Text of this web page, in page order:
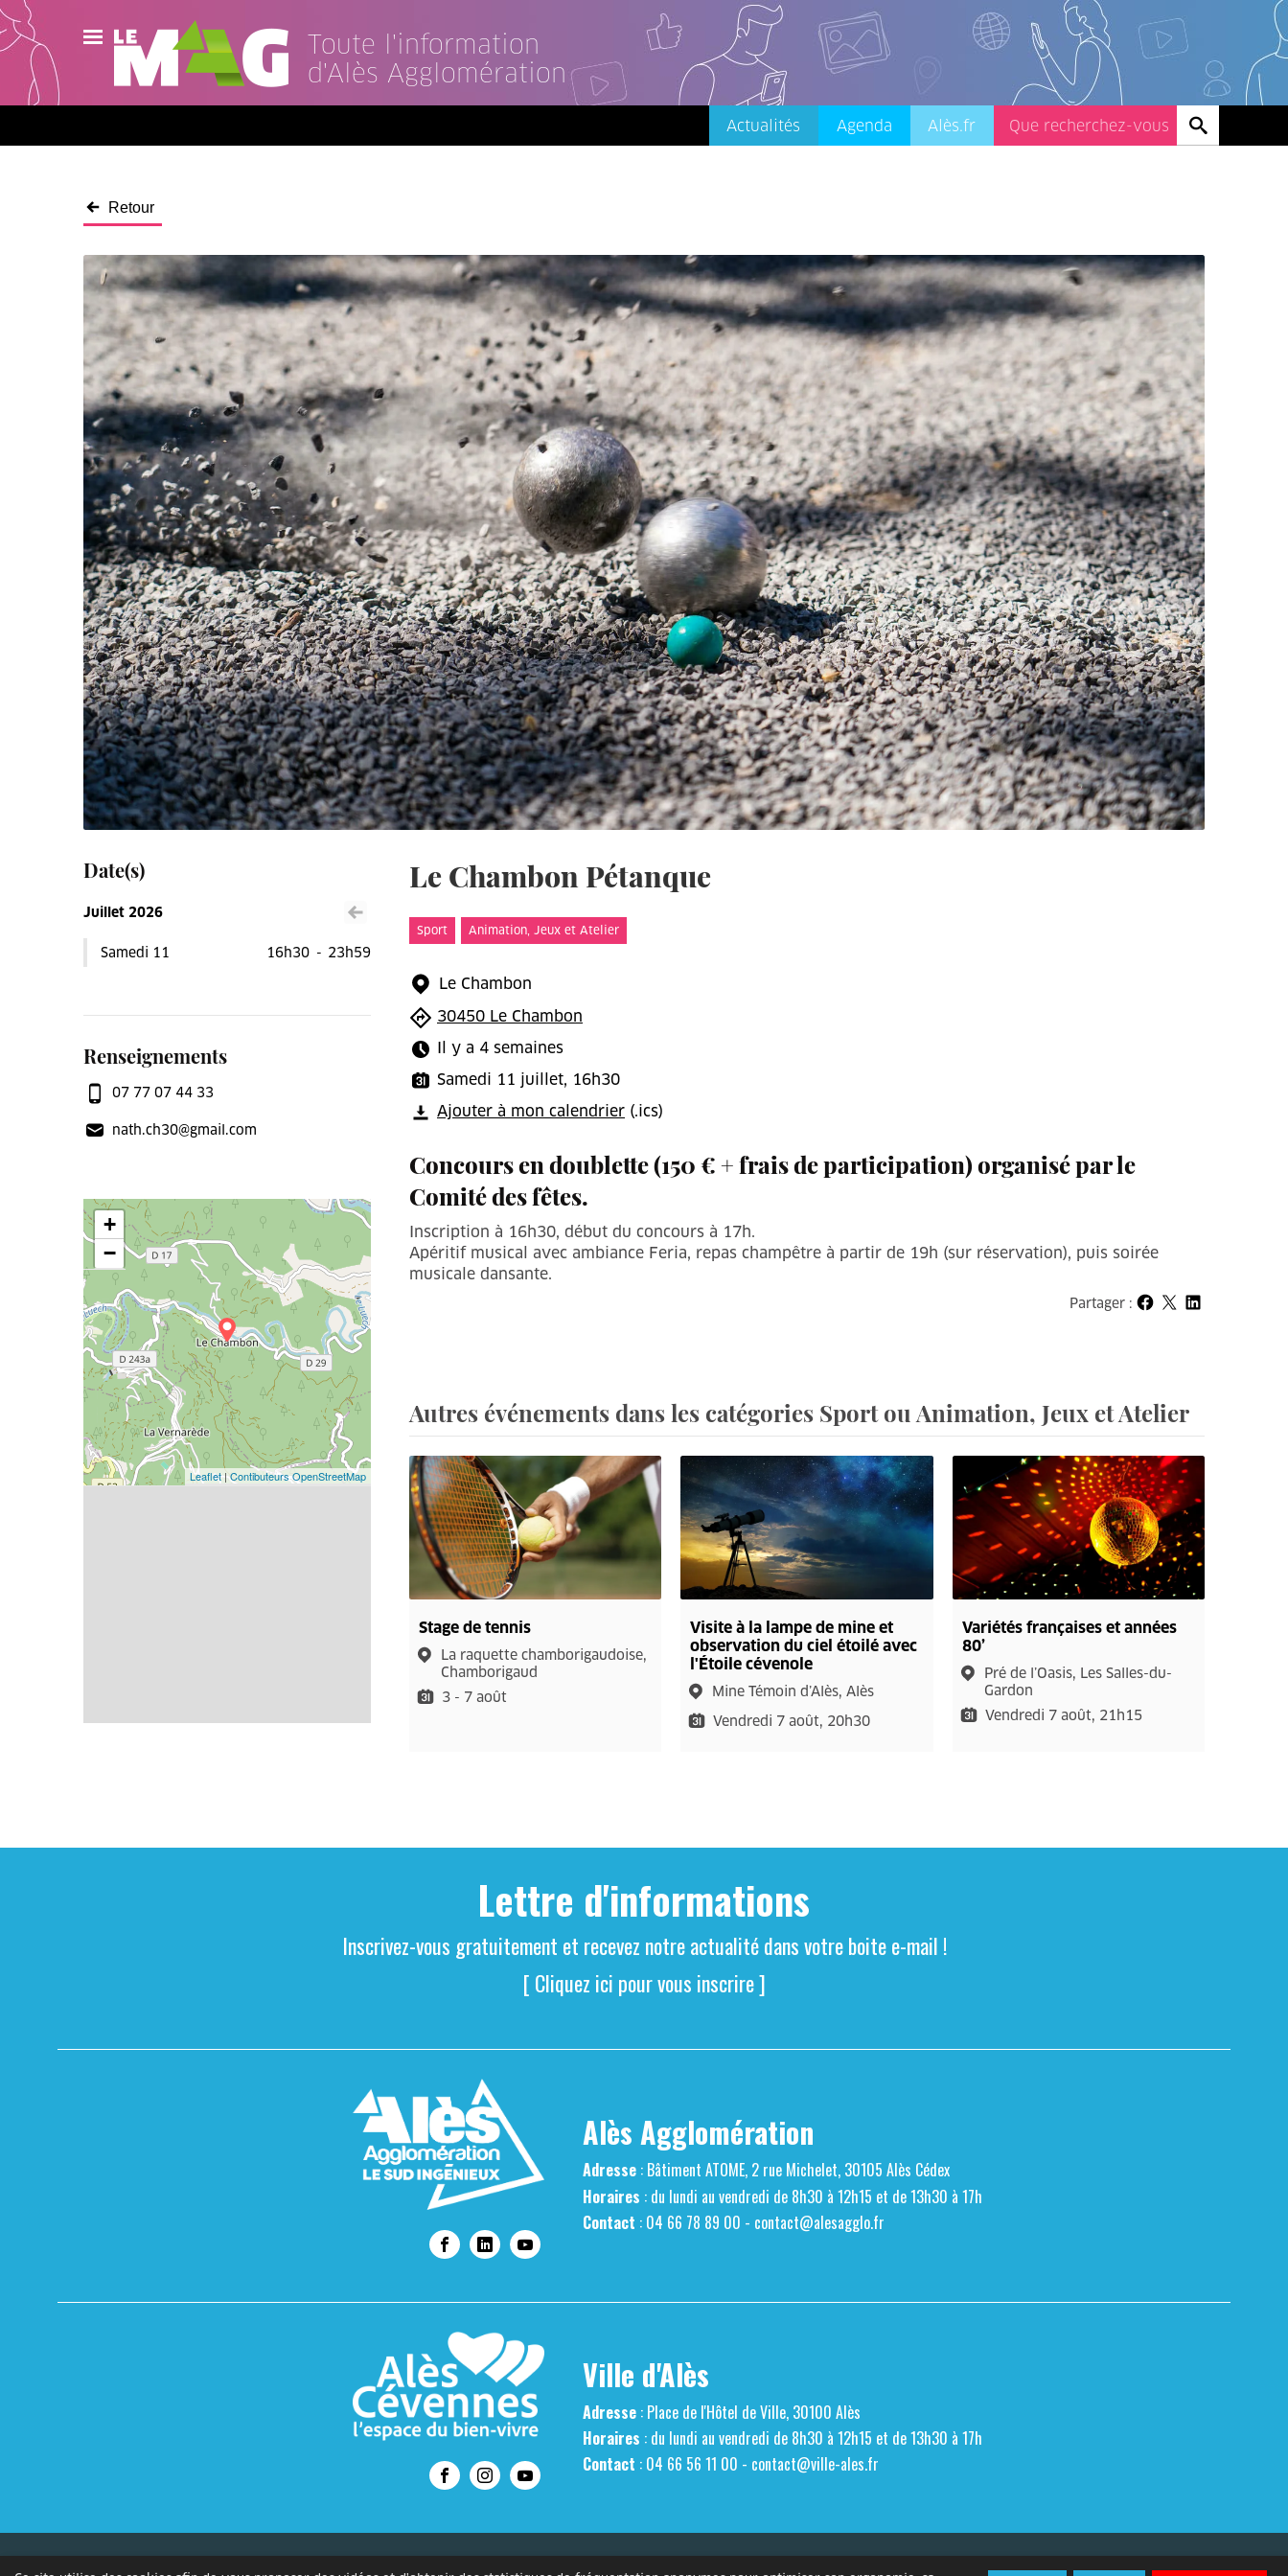
Toute l'information
d'Alès Agglomération
Actualités
Agenda
Contact
Actualités Agenda Alès.fr
Retour
Date(s)
Voir le mois précédent
Juillet 2026
Samedi 11 16h30 - 23h59
Renseignements
07 77 07 44 33
nath.ch30@gmail.com
+
−
Leaflet|Contibuteurs OpenStreetMap
Le Chambon Pétanque
Sport Animation, Jeux et Atelier
Le Chambon
30450 Le Chambon
Il y a 4 semaines
Samedi 11 juillet, 16h30
Ajouter à mon calendrier (.ics)
Concours en doublette (150 € + frais de participation) organisé par le
Comité des fêtes.
Inscription à 16h30, début du concours à 17h.
Apéritif musical avec ambiance Feria, repas champêtre à partir de 19h (sur réservation), puis soirée
musicale dansante.
Partager :Partager sur Facebook
Partager sur X
Partager sur LinkedIn
Autres événements dans les catégories Sport ou Animation, Jeux et Atelier
Stage de tennis
La raquette chamborigaudoise,
Chamborigaud
3 - 7 août
Visite à la lampe de mine et
observation du ciel étoilé avec
l'Étoile cévenole
Mine Témoin d’Alès, Alès
Vendredi 7 août, 20h30
Variétés françaises et années
80’
Pré de l’Oasis, Les Salles-du-
Gardon
Vendredi 7 août, 21h15
Lettre d'informations
Inscrivez-vous gratuitement et recevez notre actualité dans votre boite e-mail !
[ Cliquez ici pour vous inscrire ]
Alès Agglomération
Adresse: Bâtiment ATOME, 2 rue Michelet, 30105 Alès Cédex
Horaires : du lundi au vendredi de 8h30 à 12h15 et de 13h30 à 17h
Contact : 04 66 78 89 00 - contact@alesagglo.fr
Ville d'Alès
Adresse: Place de l'Hôtel de Ville, 30100 Alès
Horaires : du lundi au vendredi de 8h30 à 12h15 et de 13h30 à 17h
Contact : 04 66 56 11 00 - contact@ville-ales.fr